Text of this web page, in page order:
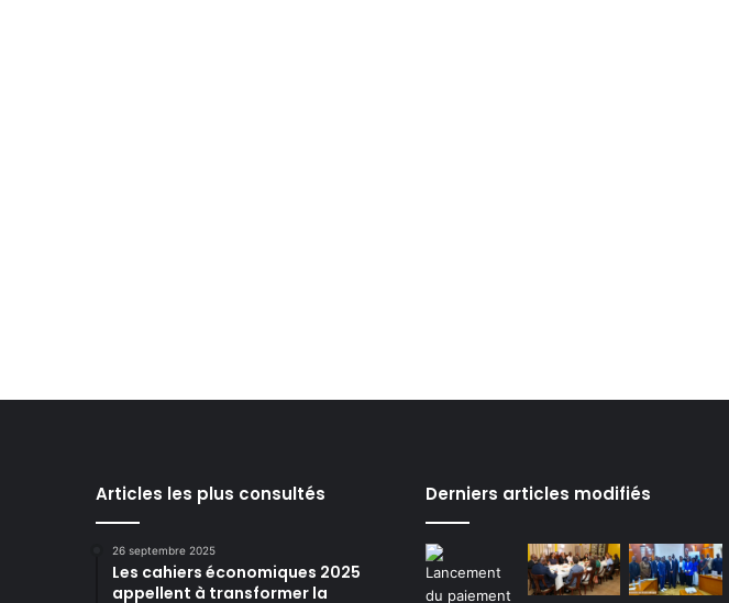
Articles les plus consultés
26 septembre 2025
Les cahiers économiques 2025
appellent à transformer la
Derniers articles modifiés